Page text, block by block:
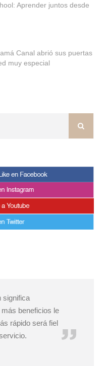
Aprender juntos desde
Canal abrió sus puertas
muy especial
significa
beneficios le
rápido será fiel